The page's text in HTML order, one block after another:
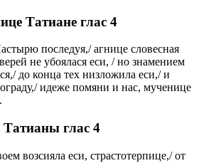
Татиане глас 4
последуя,/ агнице словесная
не убоялася еси, / но знамением
до конца тех низложила еси,/ и
идеже помяни и нас, мученице
глас 4
возсияла еси, страстотерпице,/ от